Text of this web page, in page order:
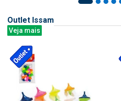
Outlet Issam
Veja mais